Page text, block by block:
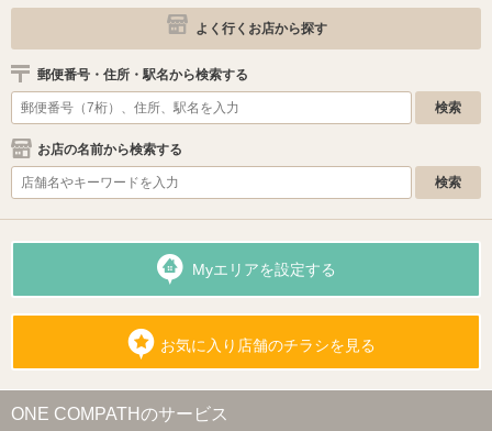
よく行くお店から探す
郵便番号・住所・駅名から検索する
お店の名前から検索する
Myエリアを設定する
お気に入り店舗のチラシを見る
ONE COMPATHのサービス